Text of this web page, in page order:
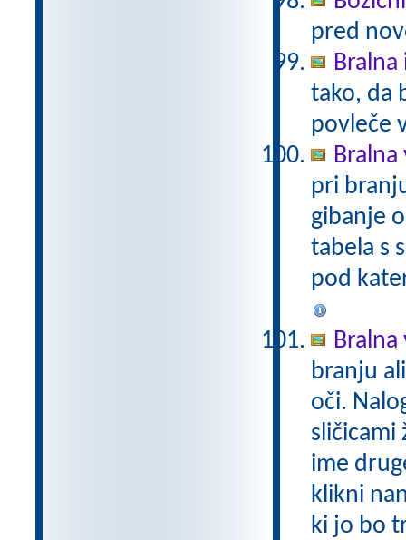
pred
Bralna
tako, da
povleče
pri
gibanje
tabela s
pod
Bralna
branju
oči.
sličicami
ime
klikni
ki jo bo